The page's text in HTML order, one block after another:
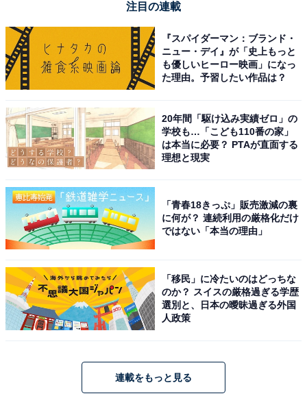
1位は、「貯蓄が増えないとき」が選ばれました。2位と
2倍以上の差です。
ん、貯蓄を崩したときや、預金残高が減っていたのを見
たときなどに不安が襲ってくるようです。
金がほとんど増えないとき」（30代女性）や、「通帳の
残高が徐々に減っていくのを見たとき」（55歳 男性）、
「貯金用に回そうと思ったお金がカードの支払いなどで
性）といったコメントがありました。
【おすすめ記事】
注目の連載
『スパイダーマン：ブランド・
ニュー・デイ』が「史上もっと
も優しいヒーロー映画」になっ
た理由。予習したい作品は？
20年間「駆け込み実績ゼロ」の
学校も…「こども110番の家」
は本当に必要？ PTAが直面する
理想と現実
「青春18きっぷ」販売激減の裏
に何が？ 連続利用の厳格化だけ
ではない「本当の理由」
「移民」に冷たいのはどっちな
のか？ スイスの厳格過ぎる学歴
選別と、日本の曖昧過ぎる外国
人政策
連載をもっと見る